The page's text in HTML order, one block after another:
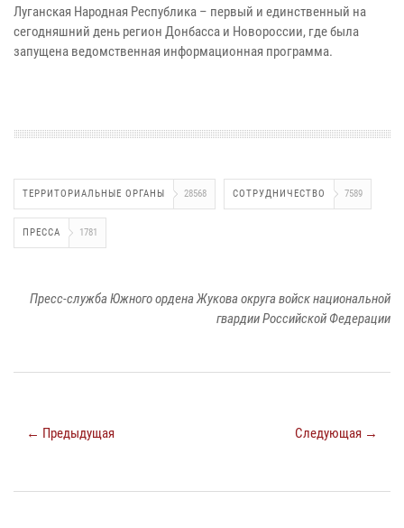
Луганская Народная Республика – первый и единственный на
сегодняшний день регион Донбасса и Новороссии, где была
запущена ведомственная информационная программа.
ТЕРРИТОРИАЛЬНЫЕ ОРГАНЫ 28568 СОТРУДНИЧЕСТВО 7589
ПРЕССА 1781
Пресс-служба Южного ордена Жукова округа войск национальной
гвардии Российской Федерации
← Предыдущая Следующая →